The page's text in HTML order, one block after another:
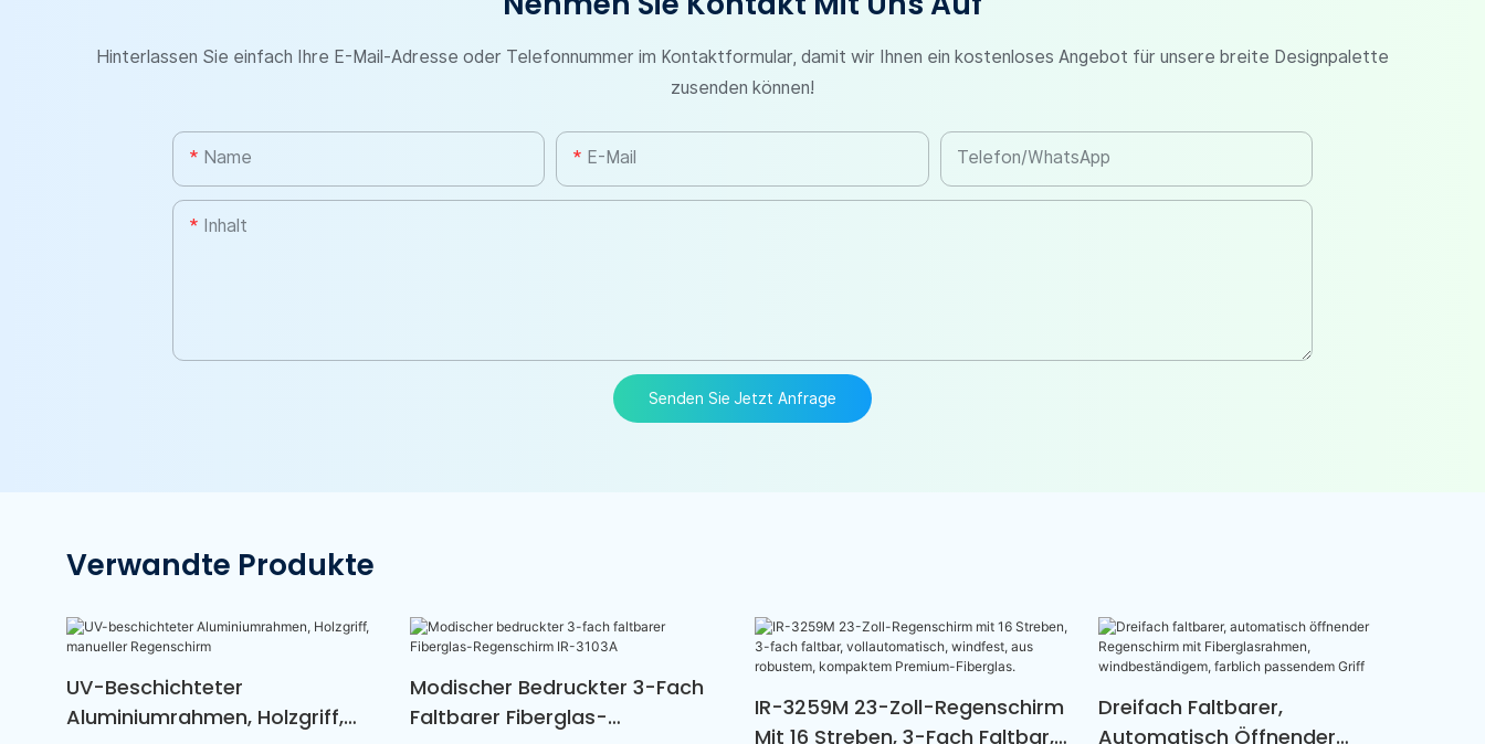
Hinterlassen Sie einfach Ihre E-Mail-Adresse oder Telefonnummer im Kontaktformular, damit wir Ihnen ein kostenloses Angebot für unsere breite Designpalette
zusenden können!
Name E-Mail Telefon/WhatsApp
Inhalt
Senden Sie Jetzt Anfrage
Verwandte Produkte
UV-Beschichteter
Aluminiumrahmen, Holzgriff,
Modischer Bedruckter 3-Fach
Faltbarer Fiberglas-
IR-3259M 23-Zoll-Regenschirm
Mit 16 Streben, 3-Fach Faltbar,
Dreifach Faltbarer,
Automatisch Öffnender